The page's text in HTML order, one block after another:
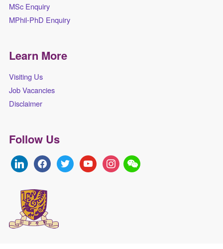
MSc Enquiry
MPhil-PhD Enquiry
Learn More
Visiting Us
Job Vacancies
Disclaimer
Follow Us
linkedinfacebooktwitter youtubeinstagram